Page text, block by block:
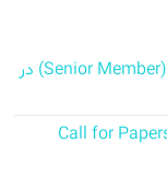
سمینار مجازی «مسیر ارتقاء به عضویت ارشد (Senior Member) در
Call for